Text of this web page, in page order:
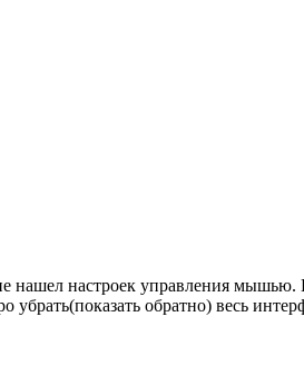
настроек управления мышью.
обратно) весь